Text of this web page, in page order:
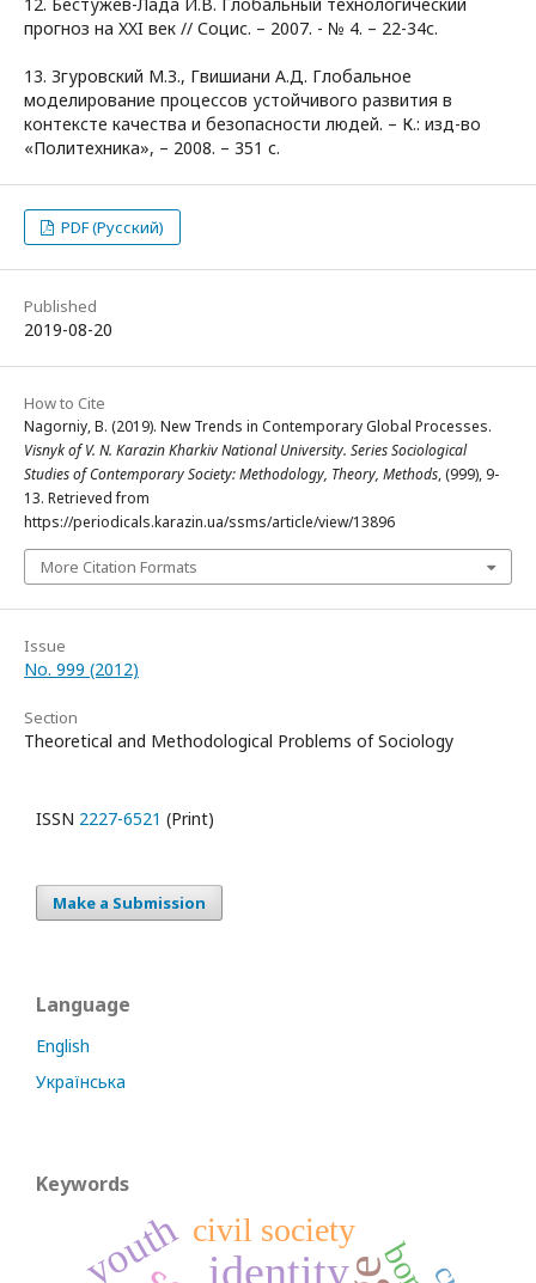
прогноз на XXI век // Социс. – 2007. - № 4. – 22-34с.
13. Згуровский М.З., Гвишиани А.Д. Глобальное
моделирование процессов устойчивого развития в
контексте качества и безопасности людей. – К.: изд-во
«Политехника», – 2008. – 351 с.
PDF (Русский)
Published
2019-08-20
How to Cite
Nagorniy, B. (2019). New Trends in Contemporary Global Processes.
Visnyk of V. N. Karazin Kharkiv National University. Series Sociological
Studies of Contemporary Society: Methodology, Theory, Methods, (999), 9-
13. Retrieved from
https://periodicals.karazin.ua/ssms/article/view/13896
More Citation Formats
Issue
No. 999 (2012)
Section
Theoretical and Methodological Problems of Sociology
ISSN 2227-6521 (Print)
Make a Submission
Language
English
Українська
Keywords
identity
youth civil society